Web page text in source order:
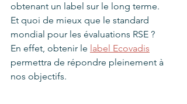
obtenant un label sur le long terme.
Et quoi de mieux que le standard
mondial pour les évaluations RSE ?
En effet, obtenir le label Ecovadis
permettra de répondre pleinement à
nos objectifs.